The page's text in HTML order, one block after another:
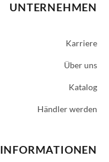
UNTERNEHMEN
Karriere
Über uns
Katalog
Händler werden
INFORMATIONEN